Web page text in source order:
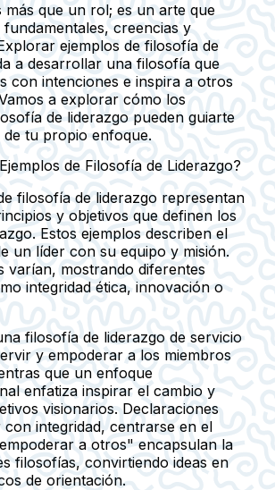
más que un rol; es un arte que
creencias y
ejemplos de filosofía de
a desarrollar una filosofía que
con intenciones e inspira a otros
a explorar cómo los
de liderazgo pueden guiarte
tu propio enfoque.
de Filosofía de Liderazgo?
filosofía de liderazgo representan
y objetivos que definen los
Estos ejemplos describen el
un líder con su equipo y misión.
varían, mostrando diferentes
integridad ética, innovación o
filosofía de liderazgo de servicio
y empoderar a los miembros
que un enfoque
enfatiza inspirar el cambio y
visionarios. Declaraciones
integridad, centrarse en el
a otros" encapsulan la
filosofías, convirtiendo ideas en
de orientación.